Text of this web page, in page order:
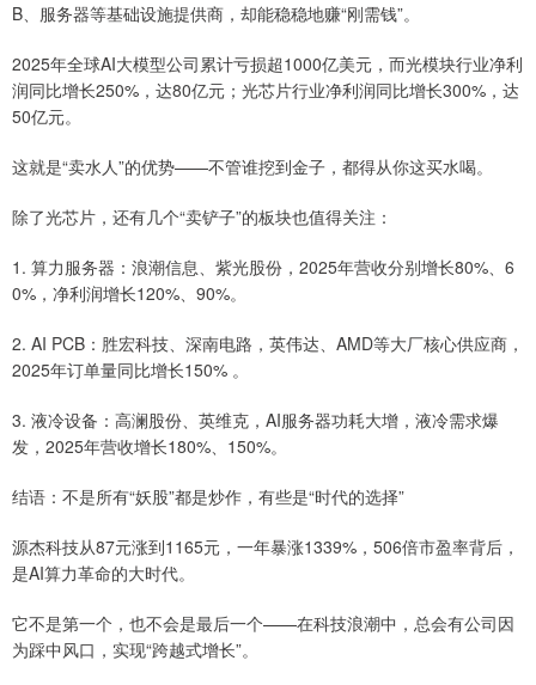
B、服务器等基础设施提供商，却能稳稳地赚“刚需钱”。
2025年全球AI大模型公司累计亏损超1000亿美元，而光模块行业净利
润同比增长250%，达80亿元；光芯片行业净利润同比增长300%，达
50亿元。
这就是“卖水人”的优势——不管谁挖到金子，都得从你这买水喝。
除了光芯片，还有几个“卖铲子”的板块也值得关注：
1. 算力服务器：浪潮信息、紫光股份，2025年营收分别增长80%、6
0%，净利润增长120%、90%。
2. AI PCB：胜宏科技、深南电路，英伟达、AMD等大厂核心供应商，
2025年订单量同比增长150% 。
3. 液冷设备：高澜股份、英维克，AI服务器功耗大增，液冷需求爆
发，2025年营收增长180%、150%。
结语：不是所有“妖股”都是炒作，有些是“时代的选择”
源杰科技从87元涨到1165元，一年暴涨1339%，506倍市盈率背后，
是AI算力革命的大时代。
它不是第一个，也不会是最后一个——在科技浪潮中，总会有公司因
为踩中风口，实现“跨越式增长”。